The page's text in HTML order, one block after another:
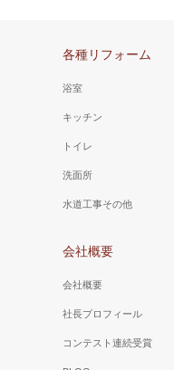
各種リフォーム
浴室
キッチン
トイレ
洗面所
水道工事その他
会社概要
会社概要
社長プロフィール
コンテスト連続受賞